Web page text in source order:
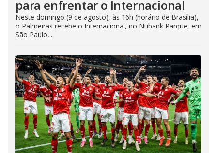
para enfrentar o Internacional
Neste domingo (9 de agosto), às 16h (horário de Brasília),
o Palmeiras recebe o Internacional, no Nubank Parque, em
São Paulo,...